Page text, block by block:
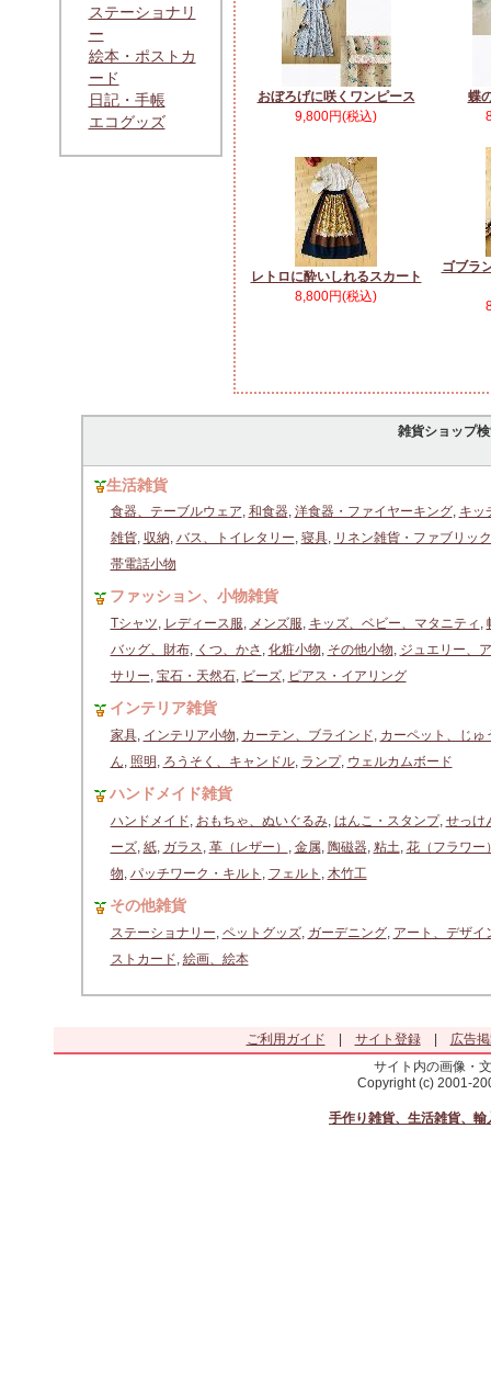
ステーショナリ
ー
絵本・ポストカ
ード
日記・手帳
エコグッズ
おぼろげに咲くワンピース
9,800円(税込)
蝶
レトロに酔いしれるスカート
8,800円(税込)
ゴブラ
雑貨ショップ
生活雑貨
食器、テーブルウェア, 和食器, 洋食器・ファイヤーキング, キッ
雑貨, 収納, バス、トイレタリー, 寝具, リネン雑貨・ファブリック
帯電話小物
ファッション、小物雑貨
Tシャツ, レディース服, メンズ服, キッズ、ベビー、マタニティ ,
バッグ、財布, くつ、かさ , 化粧小物, その他小物, ジュエリー、
サリー, 宝石・天然石, ビーズ, ピアス・イアリング
インテリア雑貨
家具, インテリア小物, カーテン、ブラインド, カーペット、じゅ
ん, 照明 , ろうそく、キャンドル, ランプ, ウェルカムボード
ハンドメイド雑貨
ハンドメイド, おもちゃ、ぬいぐるみ, はんこ・スタンプ, せっけ
ーズ, 紙, ガラス, 革（レザー） , 金属, 陶磁器, 粘土, 花（フラワー
物, パッチワーク・キルト , フェルト , 木竹工
その他雑貨
ステーショナリー, ペットグッズ, ガーデニング, アート、デザイ
ストカード, 絵画、絵本
ご利用ガイド サイト登録|
広告
サイト内の画像・
Copyright (c) 2001-
手作り雑貨、生活雑貨、